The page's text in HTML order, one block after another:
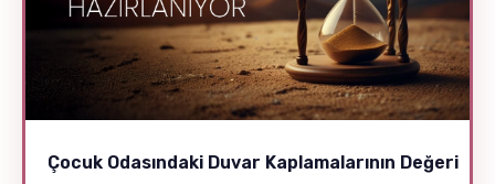
Çocuk Odasındaki Duvar Kaplamalarının Değeri